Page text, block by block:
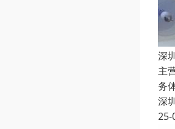
深
主
务
深
25-